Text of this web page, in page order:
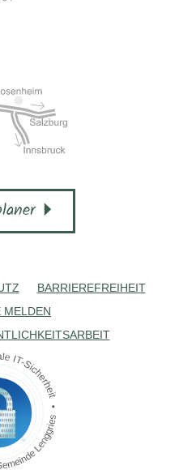
BARRIEREFREIHEIT
MELDEN